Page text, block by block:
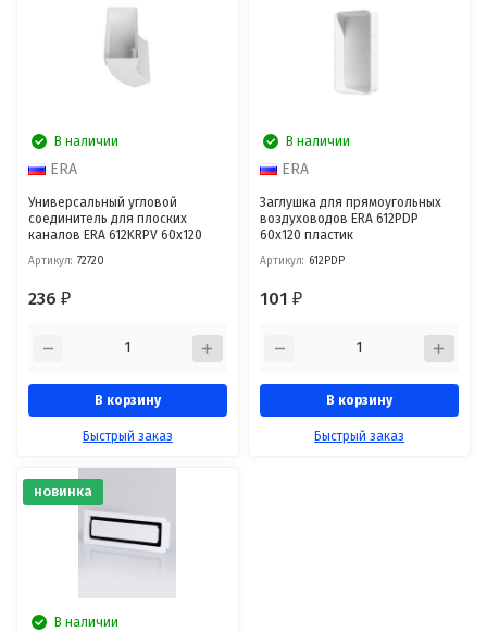
В наличии
ERA
Универсальный угловой
соединитель для плоских
каналов ERA 612KRPV 60x120
Артикул: 72720
236₽
В корзину
Быстрый заказ
В наличии
ERA
Заглушка для прямоугольных
воздуховодов ERA 612PDP
60x120 пластик
Артикул: 612PDP
101₽
В корзину
Быстрый заказ
новинка
В наличии